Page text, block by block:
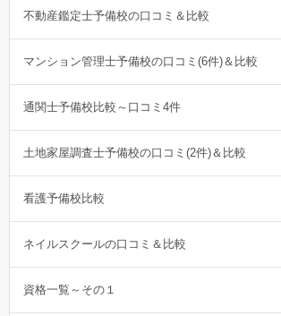
不動産鑑定士予備校の口コミ＆比較
マンション管理士予備校の口コミ(6件)＆比較
通関士予備校比較～口コミ4件
土地家屋調査士予備校の口コミ(2件)＆比較
看護予備校比較
ネイルスクールの口コミ＆比較
資格一覧～その１